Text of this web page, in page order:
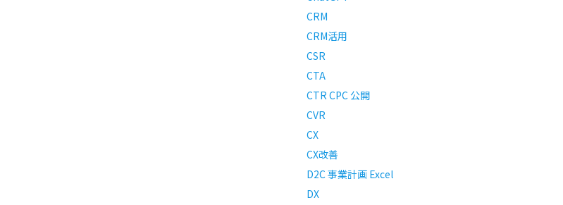
CRM
CRM活用
CSR
CTA
CTR CPC 公開
CVR
CX
CX改善
D2C 事業計画 Excel
DX